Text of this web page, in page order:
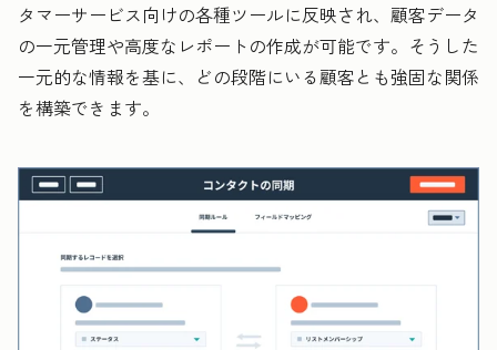
タマーサービス向けの各種ツールに反映され、顧客データ
の一元管理や高度なレポートの作成が可能です。そうした
一元的な情報を基に、どの段階にいる顧客とも強固な関係
を構築できます。